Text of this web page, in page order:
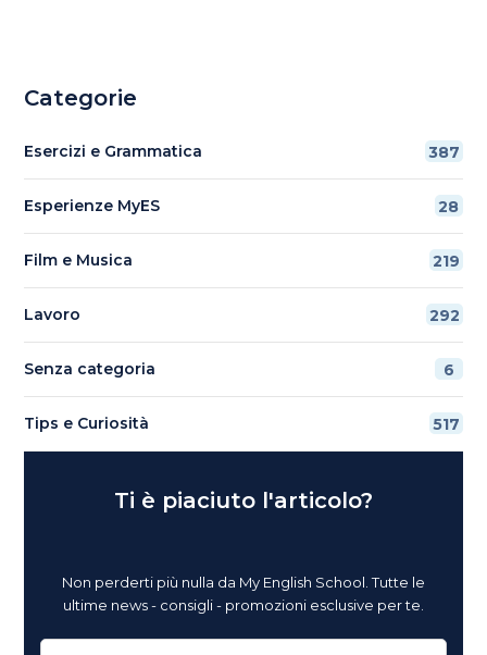
Categorie
Esercizi e Grammatica 387
Esperienze MyES 28
Film e Musica 219
Lavoro 292
Senza categoria 6
Tips e Curiosità 517
Ti è piaciuto l'articolo?
Non perderti più nulla da My English School. Tutte le
ultime news - consigli - promozioni esclusive per te.